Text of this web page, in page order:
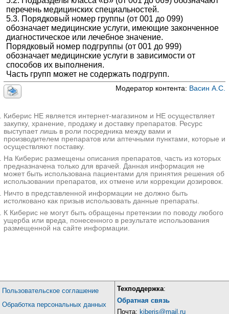
перечень медицинских специальностей.
5.3. Порядковый номер группы (от 001 до 099)
обозначает медицинские услуги, имеющие законченное
диагностическое или лечебное значение.
Порядковый номер подгруппы (от 001 до 999)
обозначает медицинские услуги в зависимости от
способов их выполнения.
Часть групп может не содержать подгрупп.
Модератор контента: Васин А.С.
Киберис НЕ является интернет-магазином и НЕ осуществляет
закупку, хранение, продажу и доставку препаратов. Ресурс
выступает лишь в роли посредника между вами и
производителем препаратов или аптечными пунктами, которые и
осуществляют поставку.
На Киберис размещены описания препаратов, часть из которых
предназначена только для врачей. Данная информация не
может быть использована пациентами для принятия решения об
использовании препаратов, их отмене или коррекции дозировок.
Ничто в представленной информации не должно быть
истолковано как призыв использовать данные препараты.
К Киберис не могут быть обращены претензии по поводу любого
ущерба или вреда, понесенного в результате использования
размещенной на сайте информации.
Пользовательское соглашение
Обработка персональных данных
Техподдержка:
Обратная связь
Почта: kiberis@mail.ru